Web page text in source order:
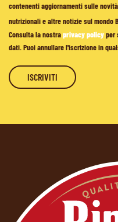
contenenti aggiornamenti sulle
nutrizionali e altre notizie sul mondo
Consulta la nostraprivacy policyper
dati. Puoi annullare l'iscrizione in